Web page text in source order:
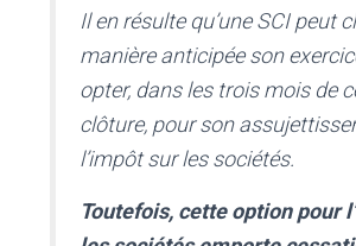
Il en résulte qu’une SCI peut
manière anticipée son
opter, dans les trois mois de
clôture, pour son
l’impôt sur les sociétés.
Toutefois, cette option pour